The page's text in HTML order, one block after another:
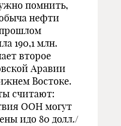
помнить,
нефти
190,1 млн.
второе
Аравии
Востоке.
считают:
ООН могут
идо 80 долл./